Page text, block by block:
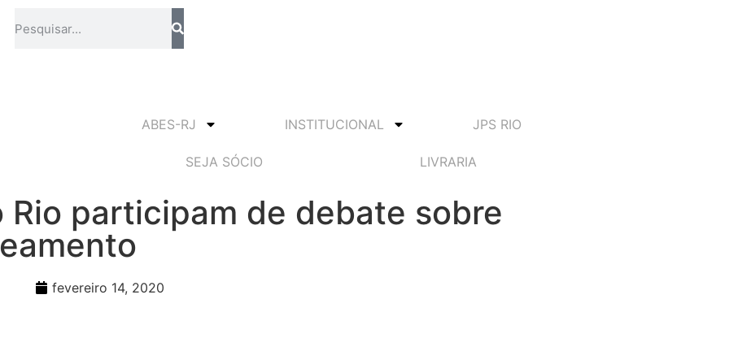
ABES-RJ INSTITUCIONAL JPS RIO
SEJA SÓCIO LIVRARIA
Rio participam de debate sobre
fevereiro 14, 2020